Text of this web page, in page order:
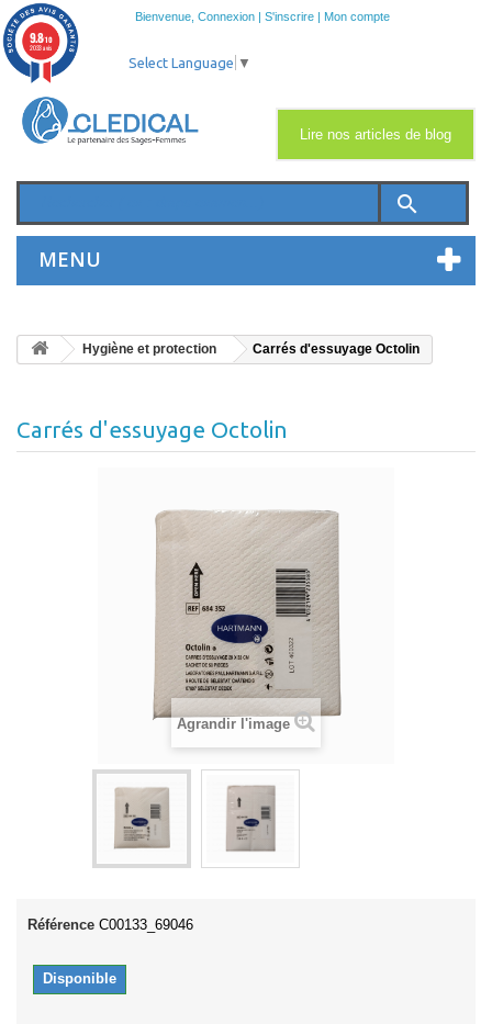
Bienvenue, Connexion | S'inscrire | Mon compte
search
MENU
Lire nos articles de blog
Select Language ▼
Hygiène et protection Carrés d'essuyage Octolin
Carrés d'essuyage Octolin
Agrandir l'image
Référence C00133_69046
Disponible
9.8/10
2033 avis